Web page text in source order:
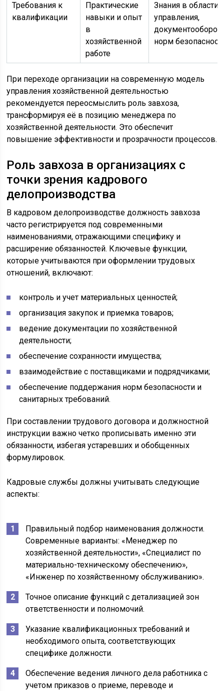
Требования к
квалификации
Практические
навыки и опыт
в
хозяйственной
работе
Знания в области
управления,
норм
При переходе организации на современную модель
управления хозяйственной деятельностью
рекомендуется переосмыслить роль завхоза,
трансформируя её в позицию менеджера по
хозяйственной деятельности. Это обеспечит
повышение эффективности и прозрачности процессов.
Роль завхоза в организациях с
точки зрения кадрового
делопроизводства
В кадровом делопроизводстве должность завхоза
часто регистрируется под современными
наименованиями, отражающими специфику и
расширение обязанностей. Ключевые функции,
которые учитываются при оформлении трудовых
отношений, включают:
контроль и учет материальных ценностей;
организация закупок и приемка товаров;
ведение документации по хозяйственной
деятельности;
обеспечение сохранности имущества;
взаимодействие с поставщиками и подрядчиками;
обеспечение поддержания норм безопасности и
санитарных требований.
При составлении трудового договора и должностной
инструкции важно четко прописывать именно эти
обязанности, избегая устаревших и обобщенных
формулировок.
Кадровые службы должны учитывать следующие
аспекты:
Правильный подбор наименования должности.
Современные варианты: «Менеджер по
хозяйственной деятельности», «Специалист по
материально-техническому обеспечению»,
«Инженер по хозяйственному обслуживанию».
Точное описание функций с детализацией зон
ответственности и полномочий.
Указание квалификационных требований и
необходимого опыта, соответствующих
специфике должности.
Обеспечение ведения личного дела работника с
учетом приказов о приеме, переводе и